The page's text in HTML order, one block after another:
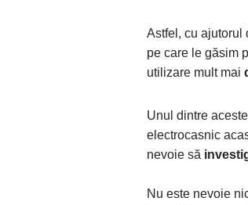
Astfel, cu ajutorul
pe care le găsim
utilizare mult mai
Unul dintre
electrocasnic
nevoie să
Nu este nevoie